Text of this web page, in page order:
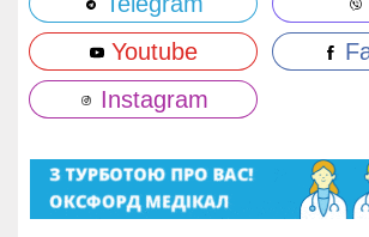
Youtube
Instagram